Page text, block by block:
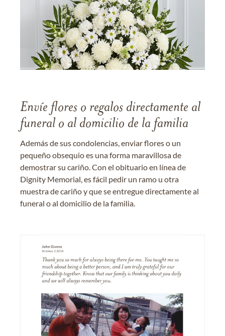
Envíe flores o regalos directamente al
funeral o al domicilio de la familia
Además de sus condolencias, enviar flores o un
pequeño obsequio es una forma maravillosa de
demostrar su cariño. Con el obituario en línea de
Dignity Memorial, es fácil pedir un ramo u otra
muestra de cariño y que se entregue directamente al
funeral o al domicilio de la familia.